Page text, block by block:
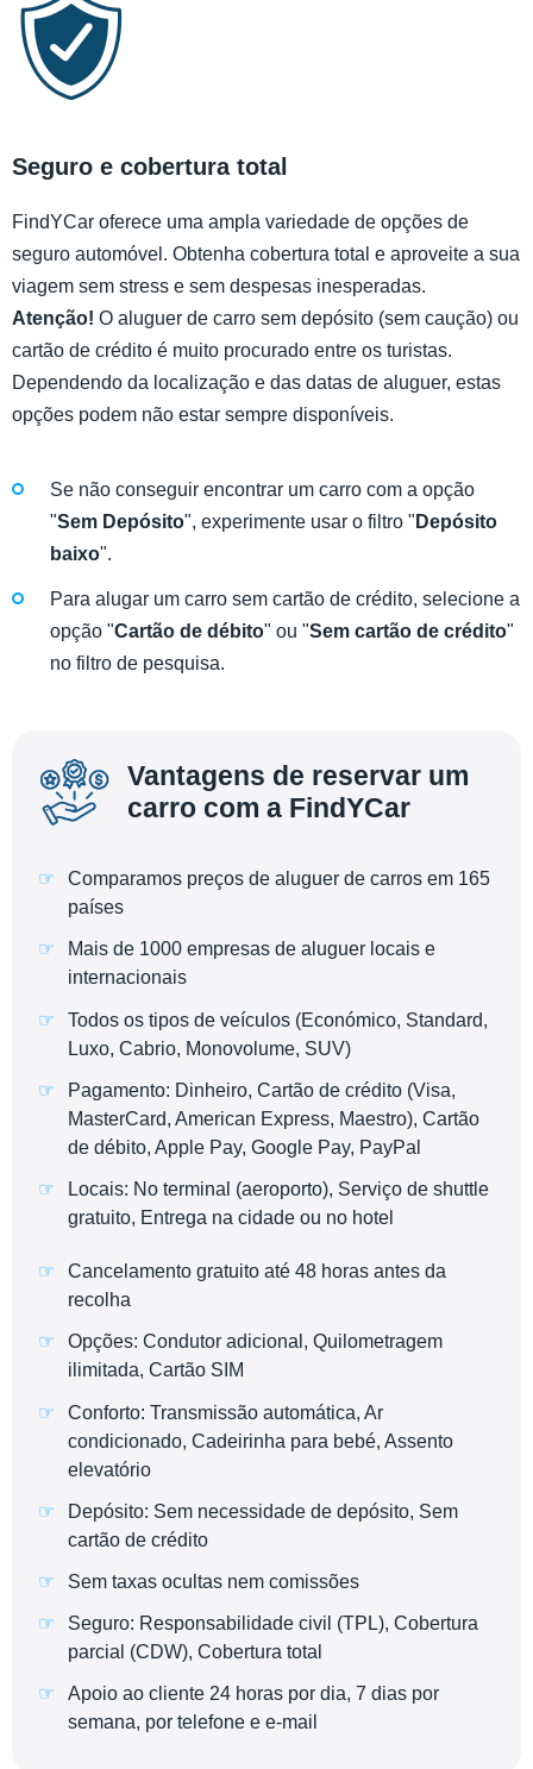
Seguro e cobertura total
FindYCar oferece uma ampla variedade de opções de
seguro automóvel. Obtenha cobertura total e aproveite a sua
viagem sem stress e sem despesas inesperadas.
Atenção! O aluguer de carro sem depósito (sem caução) ou
cartão de crédito é muito procurado entre os turistas.
Dependendo da localização e das datas de aluguer, estas
opções podem não estar sempre disponíveis.
Se não conseguir encontrar um carro com a opção
"Sem Depósito", experimente usar o filtro " Depósito
baixo".
Para alugar um carro sem cartão de crédito, selecione a
opção "Cartão de débito" ou "Sem cartão de crédito"
no filtro de pesquisa.
Vantagens de reservar um
carro com a FindYCar
Comparamos preços de aluguer de carros em 165
países
Mais de 1000 empresas de aluguer locais e
internacionais
Todos os tipos de veículos (Económico, Standard,
Luxo, Cabrio, Monovolume, SUV)
Pagamento: Dinheiro, Cartão de crédito (Visa,
MasterCard, American Express, Maestro), Cartão
de débito, Apple Pay, Google Pay, PayPal
Locais: No terminal (aeroporto), Serviço de shuttle
gratuito, Entrega na cidade ou no hotel
Cancelamento gratuito até 48 horas antes da
recolha
Opções: Condutor adicional, Quilometragem
ilimitada, Cartão SIM
Conforto: Transmissão automática, Ar
condicionado, Cadeirinha para bebé, Assento
elevatório
Depósito: Sem necessidade de depósito, Sem
cartão de crédito
Sem taxas ocultas nem comissões
Seguro: Responsabilidade civil (TPL), Cobertura
parcial (CDW), Cobertura total
Apoio ao cliente 24 horas por dia, 7 dias por
semana, por telefone e e-mail